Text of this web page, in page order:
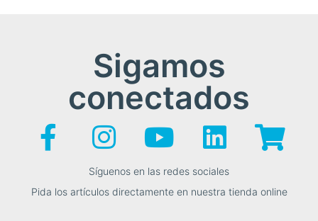
Sigamos
conectados
Síguenos en las redes sociales
Pida los artículos directamente en nuestra tienda online